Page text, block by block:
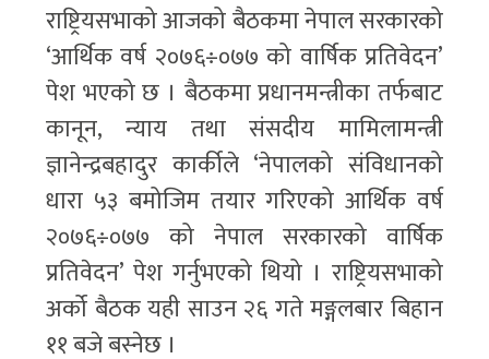
राष्ट्रियसभाको आजको बैठकमा नेपाल सरकारको
‘आर्थिक वर्ष २०७६÷०७७ को वार्षिक प्रतिवेदन’
पेश भएको छ । बैठकमा प्रधानमन्त्रीका तर्फबाट
कानून, न्याय तथा संसदीय मामिलामन्त्री
ज्ञानेन्द्रबहादुर कार्कीले ‘नेपालको संविधानको
धारा ५३ बमोजिम तयार गरिएको आर्थिक वर्ष
२०७६÷०७७ को नेपाल सरकारको वार्षिक
प्रतिवेदन’ पेश गर्नुभएको थियो । राष्ट्रियसभाको
अर्को बैठक यही साउन २६ गते मङ्गलबार बिहान
११ बजे बस्नेछ ।